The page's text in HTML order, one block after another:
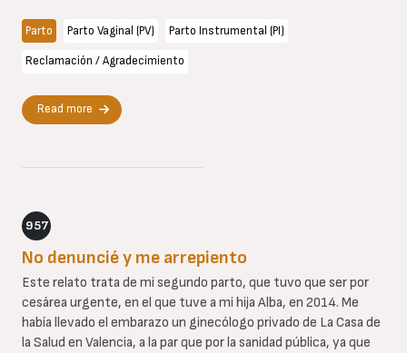
Parto Parto Vaginal (PV) Parto Instrumental (PI)
Reclamación / Agradecimiento
Read more
957
No denuncié y me arrepiento
Este relato trata de mi segundo parto, que tuvo que ser por
cesárea urgente, en el que tuve a mi hija Alba, en 2014. Me
había llevado el embarazo un ginecólogo privado de La Casa de
la Salud en Valencia, a la par que por la sanidad pública, ya que